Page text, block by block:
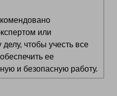
или
чтобы учесть все
ее
и безопасную работу.